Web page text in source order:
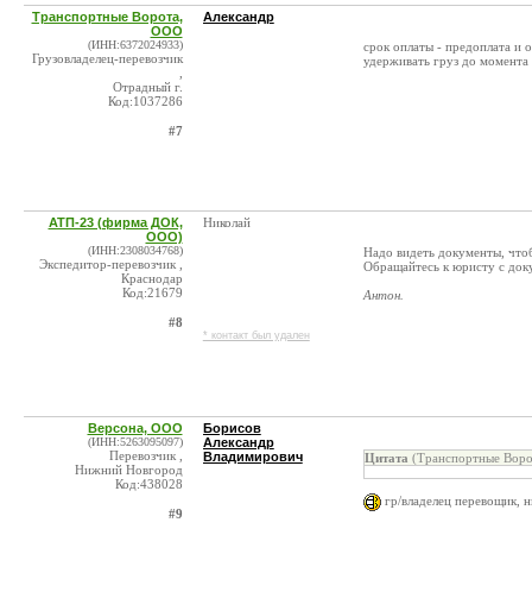
Транспортные Ворота,
ООО
(ИНН:6372024933)
Грузовладелец-перевозчик
Отрадный г.
Код:1037286
#7
Александр
срок оплаты - предоплата и
удерживать груз до момента
АТП-23 (фирма ДОК,
ООО)
(ИНН:2308034768)
Экспедитор-перевозчик ,
Краснодар
Код:21679
#8
Николай
* контакт был удален
Надо видеть документы,
Обращайтесь к юристу с
Антон.
Версона, ООО
(ИНН:5263095097)
Перевозчик ,
Нижний Новгород
Код:438028
#9
Борисов
Александр
Владимирович
Цитата (Транспортные
гр/владелец перевощик,